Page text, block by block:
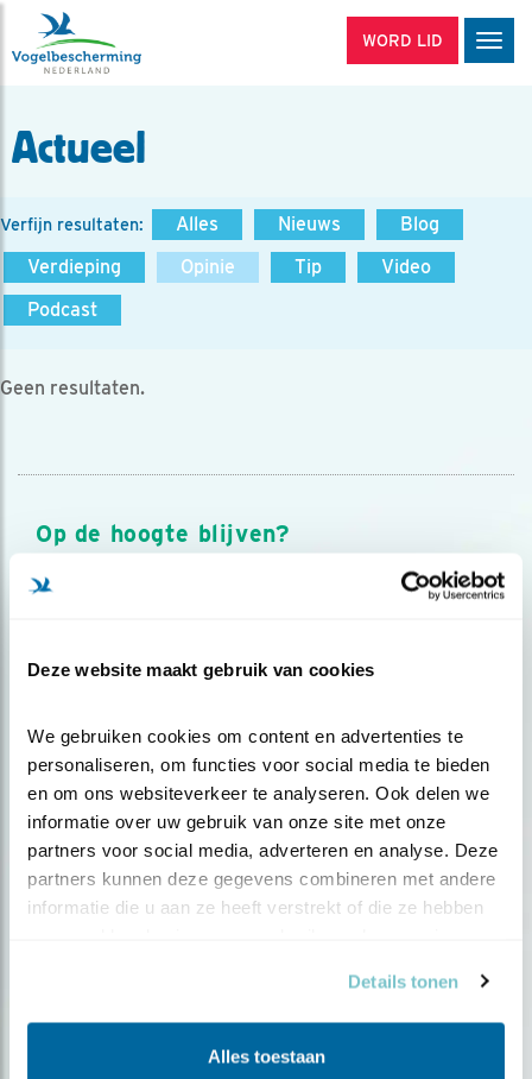
Deze website maakt gebruik van cookies
We gebruiken cookies om content en advertenties te
personaliseren, om functies voor social media te bieden
en om ons websiteverkeer te analyseren. Ook delen we
informatie over uw gebruik van onze site met onze
partners voor social media, adverteren en analyse. Deze
partners kunnen deze gegevens combineren met andere
informatie die u aan ze heeft verstrekt of die ze hebben
Details tonen
Alles toestaan
WORD LID
Actueel
Verfijn resultaten: Alles Nieuws
Blog
Verdieping
Opinie Tip
Video
Podcast
Geen resultaten.
Op de hoogte blijven?
Meld je aan en ontvang nieuws, inspiratie, acties en tips
over vogels en activiteiten van Vogelbescherming.